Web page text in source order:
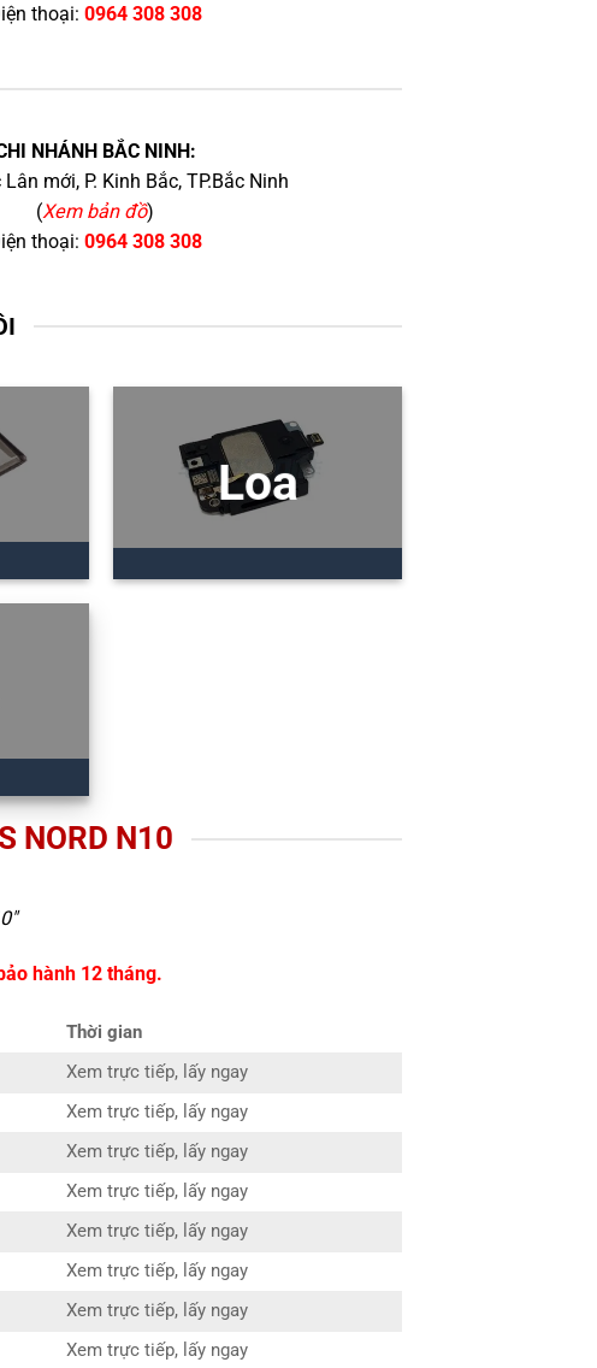
thoại: 0964 308 308
NHÁNH BẮC NINH:
mới, P. Kinh Bắc, TP.Bắc Ninh
(Xem bản đồ)
thoại: 0964 308 308
Loa
NORD N10
"
bảo hành 12 tháng.
Thời gian
Xem trực tiếp, lấy ngay
Xem trực tiếp, lấy ngay
Xem trực tiếp, lấy ngay
Xem trực tiếp, lấy ngay
Xem trực tiếp, lấy ngay
Xem trực tiếp, lấy ngay
Xem trực tiếp, lấy ngay
Xem trực tiếp, lấy ngay